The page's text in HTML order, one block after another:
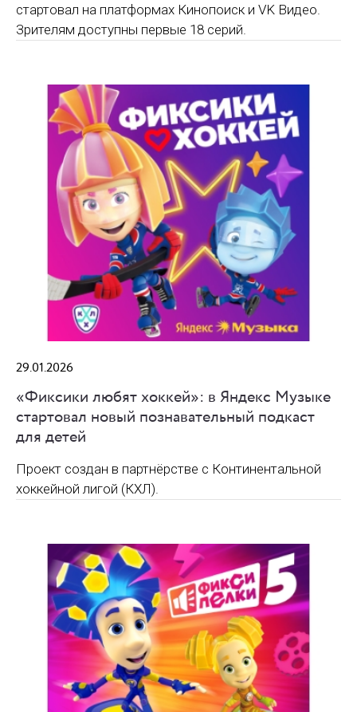
стартовал на платформах Кинопоиск и VK Видео.
Зрителям доступны первые 18 серий.
29.01.2026
«Фиксики любят хоккей»: в Яндекс Музыке
стартовал новый познавательный подкаст
для детей
Проект создан в партнёрстве с Континентальной
хоккейной лигой (КХЛ).